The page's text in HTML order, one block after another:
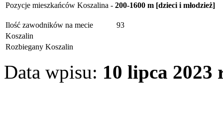
Pozycje mieszkańców Koszalina - 200-1600 m [dzieci i młodzież]
Ilość zawodników na mecie
93
Koszalin
Rozbiegany Koszalin
Data wpisu: 10 lipca 2023